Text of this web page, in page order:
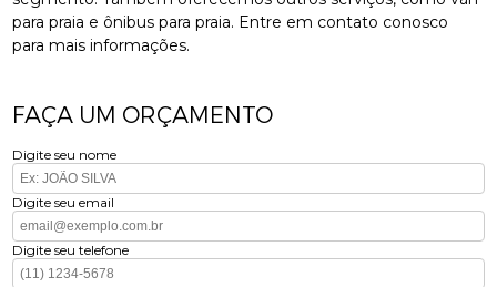
para praia e ônibus para praia. Entre em contato conosco
para mais informações.
FAÇA UM ORÇAMENTO
Digite seu nome
Digite seu email
Digite seu telefone